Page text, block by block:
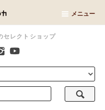
セレクトショップ
メニュー